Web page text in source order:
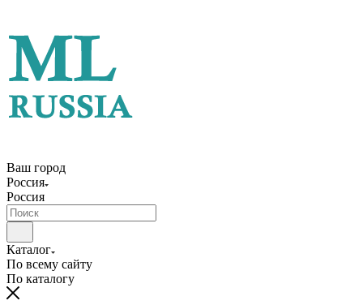
Ваш город
Россия
Россия
Каталог
По всему сайту
По каталогу